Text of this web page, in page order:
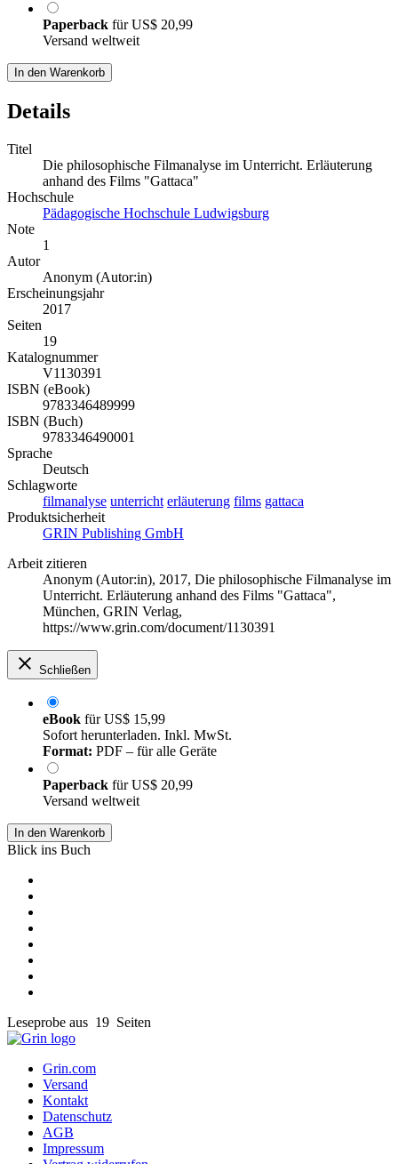
Paperback fürUS$ 20,99
Versand weltweit
In den Warenkorb
Details
Titel
Die philosophische Filmanalyse im Unterricht. Erläuterung
anhand des Films "Gattaca"
Hochschule
Pädagogische Hochschule Ludwigsburg
Note
1
Autor
Anonym (Autor:in)
Erscheinungsjahr
2017
Seiten
19
Katalognummer
V1130391
ISBN (eBook)
9783346489999
ISBN (Buch)
9783346490001
Sprache
Deutsch
Schlagworte
filmanalyse unterricht erläuterung films gattaca
Produktsicherheit
GRIN Publishing GmbH
Arbeit zitieren
Anonym (Autor:in), 2017, Die philosophische Filmanalyse im
Unterricht. Erläuterung anhand des Films "Gattaca",
München, GRIN Verlag,
https://www.grin.com/document/1130391
Schließen
eBook fürUS$ 15,99
Sofort herunterladen. Inkl. MwSt.
Format: PDF – für alle Geräte
Paperback fürUS$ 20,99
Versand weltweit
In den Warenkorb
Blick ins Buch
Leseprobe aus 19 Seiten
Grin.com
Versand
Kontakt
Datenschutz
AGB
Impressum